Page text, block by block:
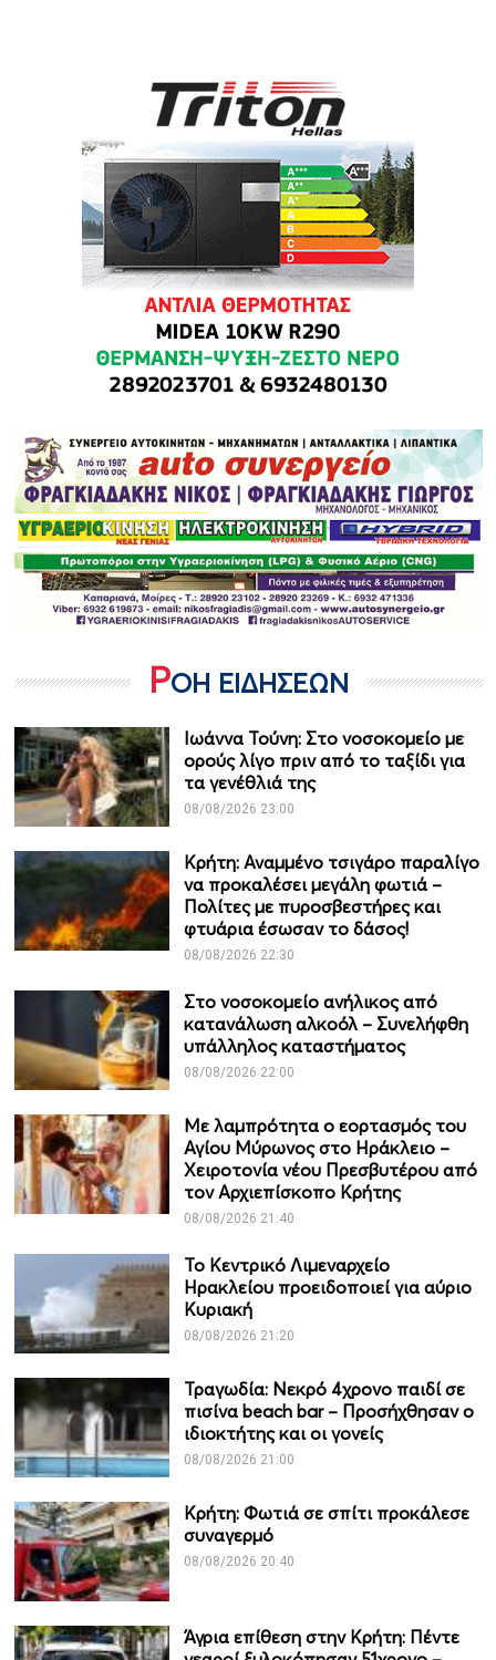
ΡΟΗ ΕΙΔΗΣΕΩΝ
Ιωάννα Τούνη: Στο νοσοκομείο με
ορούς λίγο πριν από το ταξίδι για
τα γενέθλιά της
08/08/2026 23:00
Κρήτη: Αναμμένο τσιγάρο παραλίγο
να προκαλέσει μεγάλη φωτιά –
Πολίτες με πυροσβεστήρες και
φτυάρια έσωσαν το δάσος!
08/08/2026 22:30
Στο νοσοκομείο ανήλικος από
κατανάλωση αλκοόλ – Συνελήφθη
υπάλληλος καταστήματος
08/08/2026 22:00
Με λαμπρότητα ο εορτασμός του
Αγίου Μύρωνος στο Ηράκλειο –
Χειροτονία νέου Πρεσβυτέρου από
τον Αρχιεπίσκοπο Κρήτης
08/08/2026 21:40
Το Κεντρικό Λιμεναρχείο
Ηρακλείου προειδοποιεί για αύριο
Κυριακή
08/08/2026 21:20
Τραγωδία: Νεκρό 4χρονο παιδί σε
πισίνα beach bar – Προσήχθησαν ο
ιδιοκτήτης και οι γονείς
08/08/2026 21:00
Κρήτη: Φωτιά σε σπίτι προκάλεσε
συναγερμό
08/08/2026 20:40
Άγρια επίθεση στην Κρήτη: Πέντε